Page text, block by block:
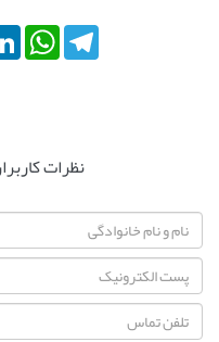
Telegram
نظرات